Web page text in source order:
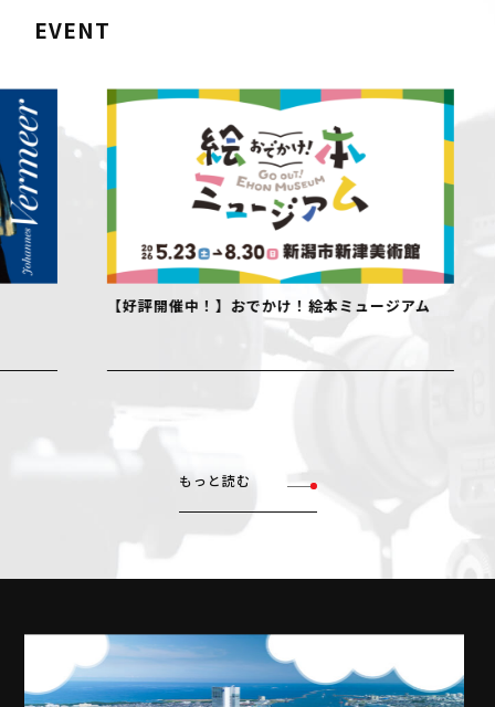
EVENT
【好評開催中！】おでかけ！絵本ミュージアム
もっと読む